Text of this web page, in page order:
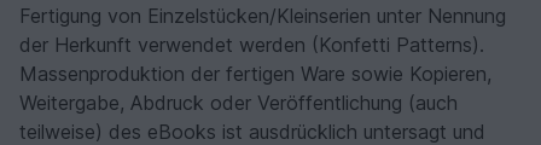
Fertigung von Einzelstücken/Kleinserien unter Nennung
der Herkunft verwendet werden (Konfetti Patterns).
Massenproduktion der fertigen Ware sowie Kopieren,
Weitergabe, Abdruck oder Veröffentlichung (auch
teilweise) des eBooks ist ausdrücklich untersagt und